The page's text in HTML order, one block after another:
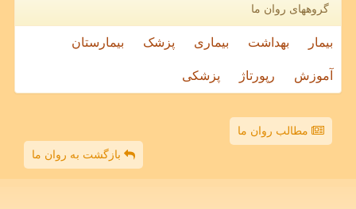
گروههای روان ما
بیمار بهداشت بیماری پزشک بیمارستان
آموزش رپورتاژ پزشکی
مطالب روان ما
بازگشت به روان ما